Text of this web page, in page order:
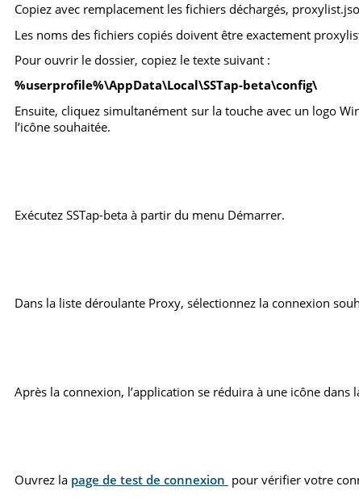
Copiez avec remplacement les fichiers déchargés,
Les noms des fichiers copiés doivent être exactement
Pour ouvrir le dossier, copiez le texte suivant :
%userprofile%\AppData\Local\SSTap-beta\config\
Ensuite, cliquez simultanément sur la touche avec un logo
l’icône souhaitée.
Exécutez SSTap-beta à partir du menu Démarrer.
Dans la liste déroulante Proxy, sélectionnez la connexion
Après la connexion, l’application se réduira à une icône
Ouvrez la page de test de connexion pour vérifier votre